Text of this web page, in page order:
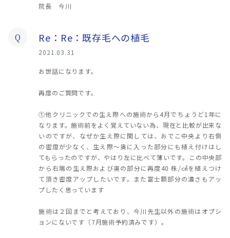
院長 今川
Q Re：Re：既存毛への植毛
2021.03.31
お世話になります。
再度のご質問です。
①他クリニックでの生え際への施術から4月でちょうど1年に
なります。施術前をよく覚えていない為、現在と比較が出来な
いのですが、なぜか生え際に関しては、おでこ中央より右側
の密度が少なく、生え際～奥に入った部分にも植え付けはし
てもらったのですが、やはり左に比べて薄いです。この中央部
から右端の生え際および奥の部分に再度40 株/㎠を植えつけ
て頂き密度アップしたいです。また富士額部分の濃さもアッ
プしたく思っています
施術は２回までと考えており、今川先生以外の施術はオプシ
ョンにないです（7月施術予約済みです）。